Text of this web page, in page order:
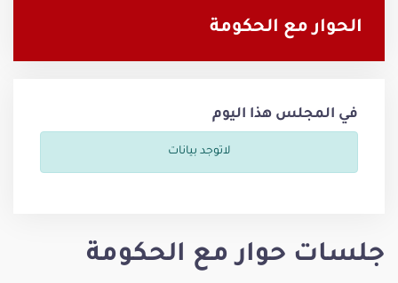
الحوار مع الحكومة
في المجلس هذا اليوم
لاتوجد بيانات
جلسات حوار مع الحكومة